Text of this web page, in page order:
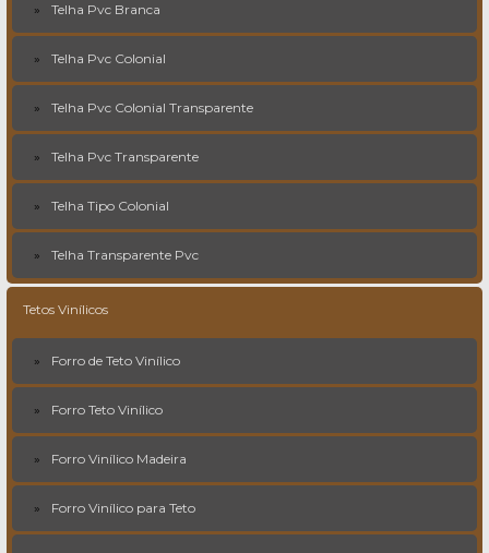
Telha Pvc Branca
Telha Pvc Colonial
Telha Pvc Colonial Transparente
Telha Pvc Transparente
Telha Tipo Colonial
Telha Transparente Pvc
Tetos Vinílicos
Forro de Teto Vinílico
Forro Teto Vinílico
Forro Vinílico Madeira
Forro Vinílico para Teto